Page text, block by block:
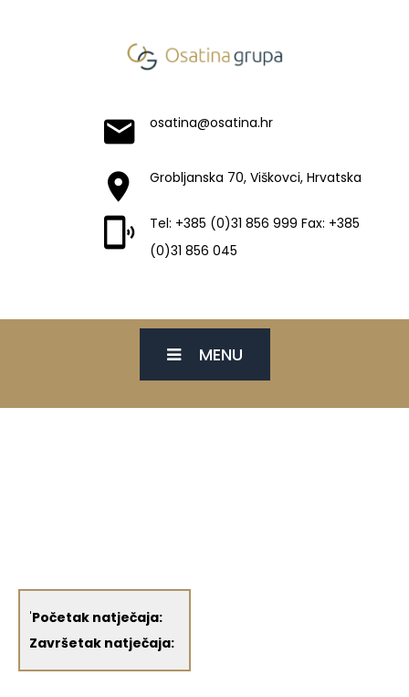
osatina@osatina.hr
Grobljanska 70, Viškovci, Hrvatska
Tel: +385 (0)31 856 999 Fax: +385
(0)31 856 045
MENU
'Početak natječaja:
Završetak natječaja: